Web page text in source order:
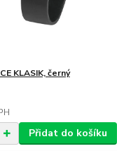
KLASIK, černý
Přidat do košíku